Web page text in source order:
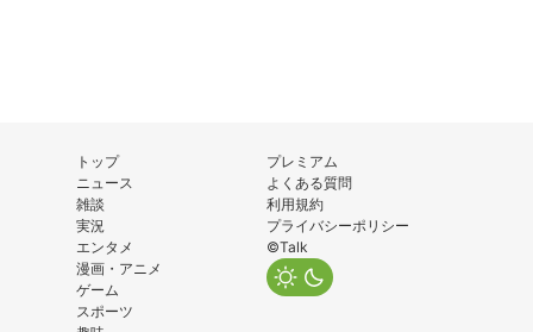
トップ
ニュース
雑談
実況
エンタメ
漫画・アニメ
ゲーム
スポーツ
プレミアム
よくある質問
利用規約
プライバシーポリシー
©Talk